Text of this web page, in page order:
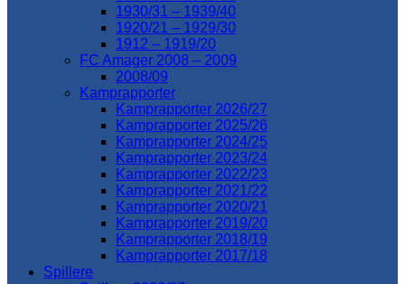
1930/31 – 1939/40
1920/21 – 1929/30
1912 – 1919/20
FC Amager 2008 – 2009
2008/09
Kamprapporter
Kamprapporter 2026/27
Kamprapporter 2025/26
Kamprapporter 2024/25
Kamprapporter 2023/24
Kamprapporter 2022/23
Kamprapporter 2021/22
Kamprapporter 2020/21
Kamprapporter 2019/20
Kamprapporter 2018/19
Kamprapporter 2017/18
Spillere